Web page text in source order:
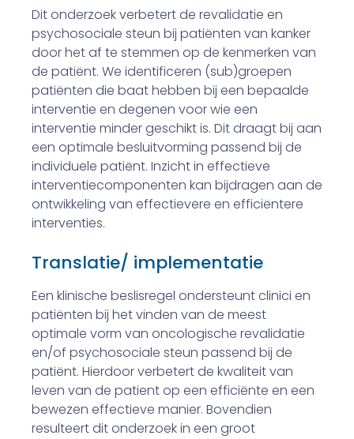
Dit onderzoek verbetert de revalidatie en
psychosociale steun bij patiënten van kanker
door het af te stemmen op de kenmerken van
de patiënt. We identificeren (sub)groepen
patiënten die baat hebben bij een bepaalde
interventie en degenen voor wie een
interventie minder geschikt is. Dit draagt bij aan
een optimale besluitvorming passend bij de
individuele patiënt. Inzicht in effectieve
interventiecomponenten kan bijdragen aan de
ontwikkeling van effectievere en efficiëntere
interventies.
Translatie/ implementatie
Een klinische beslisregel ondersteunt clinici en
patiënten bij het vinden van de meest
optimale vorm van oncologische revalidatie
en/of psychosociale steun passend bij de
patiënt. Hierdoor verbetert de kwaliteit van
leven van de patient op een efficiënte en een
bewezen effectieve manier. Bovendien
resulteert dit onderzoek in een groot